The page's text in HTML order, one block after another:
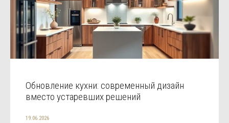
Обновление кухни: современный дизайн
вместо устаревших решений
19.06.2026